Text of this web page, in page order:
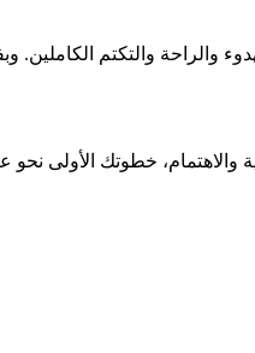
والتكتم الكاملين.
خطوتك الأولى نحو